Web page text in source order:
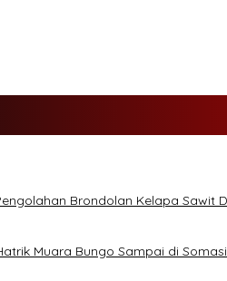
Brondolan Kelapa Sawit
Muara Bungo Sampai di